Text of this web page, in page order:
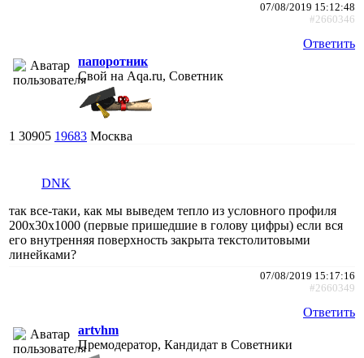
07/08/2019 15:12:48
#2660346
Ответить
папоротник
Свой на Aqa.ru, Советник
1 30905 19683 Москва
DNK
так все-таки, как мы выведем тепло из условного профиля
200х30х1000 (первые пришедшие в голову цифры) если вся
его внутренняя поверхность закрыта текстолитовыми
линейками?
07/08/2019 15:17:16
#2660349
Ответить
artvhm
Премодератор, Кандидат в Советники